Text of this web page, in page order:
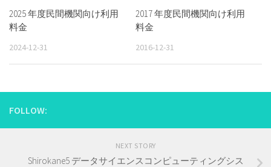
2025 年度民間機関向け利用
料金
2024-12-31
2017 年度民間機関向け利用
料金
2016-12-31
FOLLOW:
NEXT STORY
Shirokane5 データサイエンスコンピューティングシス